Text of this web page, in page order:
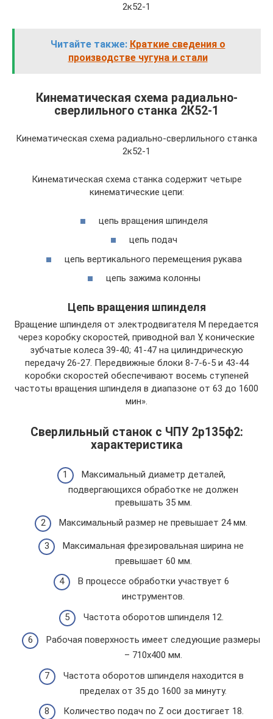
2к52-1
Читайте также: Краткие сведения о
производстве чугуна и стали
Кинематическая схема радиально-
сверлильного станка 2К52-1
Кинематическая схема радиально-сверлильного станка
2к52-1
Кинематическая схема станка содержит четыре
кинематические цепи:
цепь вращения шпинделя
цепь подач
цепь вертикального перемещения рукава
цепь зажима колонны
Цепь вращения шпинделя
Вращение шпинделя от электродвигателя М передается
через коробку скоростей, приводной вал У, конические
зубчатые колеса 39-40; 41-47 на цилиндрическую
передачу 26-27. Передвижные блоки 8-7-6-5 и 43-44
коробки скоростей обеспечивают восемь ступеней
частоты вращения шпинделя в диапазоне от 63 до 1600
мин».
Сверлильный станок с ЧПУ 2р135ф2:
характеристика
Максимальный диаметр деталей,
подвергающихся обработке не должен
превышать 35 мм.
Максимальный размер не превышает 24 мм.
Максимальная фрезировальная ширина не
превышает 60 мм.
В процессе обработки участвует 6
инструментов.
Частота оборотов шпинделя 12.
Рабочая поверхность имеет следующие размеры
– 710х400 мм.
Частота оборотов шпинделя находится в
пределах от 35 до 1600 за минуту.
Количество подач по Z оси достигает 18.